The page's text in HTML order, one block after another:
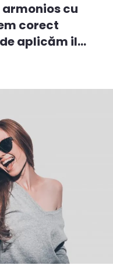
cu
corect
aplicăm il...